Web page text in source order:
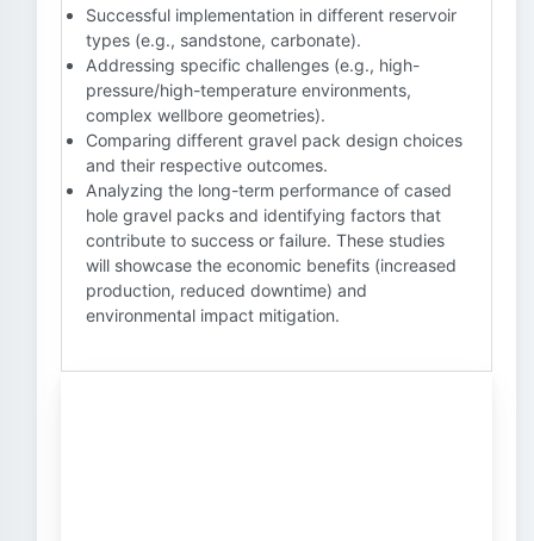
Successful implementation in different reservoir
types (e.g., sandstone, carbonate).
Addressing specific challenges (e.g., high-
pressure/high-temperature environments,
complex wellbore geometries).
Comparing different gravel pack design choices
and their respective outcomes.
Analyzing the long-term performance of cased
hole gravel packs and identifying factors that
contribute to success or failure. These studies
will showcase the economic benefits (increased
production, reduced downtime) and
environmental impact mitigation.